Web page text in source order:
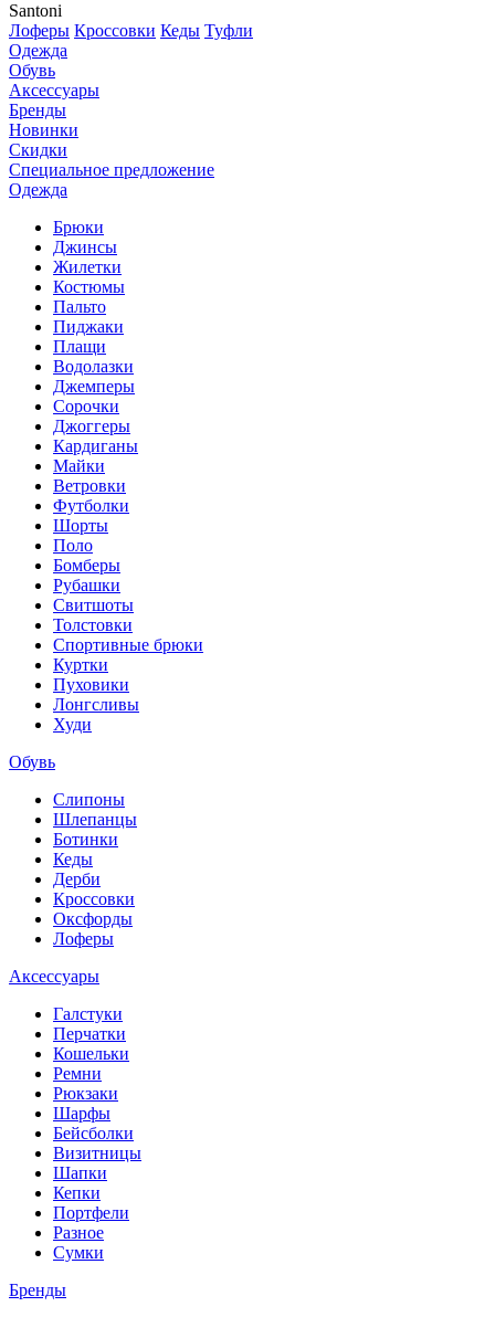
Santoni
Лоферы Кроссовки Кеды Туфли
Одежда
Обувь
Аксессуары
Бренды
Новинки
Скидки
Специальное предложение
Одежда
Брюки
Джинсы
Жилетки
Костюмы
Пальто
Пиджаки
Плащи
Водолазки
Джемперы
Сорочки
Джоггеры
Кардиганы
Майки
Ветровки
Футболки
Шорты
Поло
Бомберы
Рубашки
Свитшоты
Толстовки
Спортивные брюки
Куртки
Пуховики
Лонгсливы
Худи
Обувь
Слипоны
Шлепанцы
Ботинки
Кеды
Дерби
Кроссовки
Оксфорды
Лоферы
Аксессуары
Галстуки
Перчатки
Кошельки
Ремни
Рюкзаки
Шарфы
Бейсболки
Визитницы
Шапки
Кепки
Портфели
Разное
Сумки
Бренды